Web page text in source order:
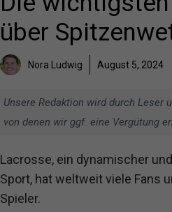
über
Nora Ludwig August 5, 2024
Unsere Redaktion wird durch Leser
von denen wir ggf. eine Vergütung
Lacrosse, ein dynamischer
Sport, hat weltweit viele Fans
Spieler.